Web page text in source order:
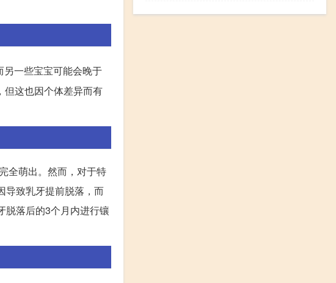
一些宝宝可能会晚于
但这也因个体差异而有
全萌出。然而，对于特
导致乳牙提前脱落，而
脱落后的3个月内进行镶